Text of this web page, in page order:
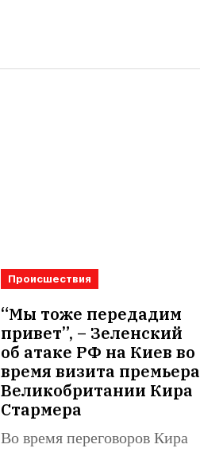
Происшествия
“Мы тоже передадим
привет”, – Зеленский
об атаке РФ на Киев во
время визита премьера
Великобритании Кира
Стармера
Во время переговоров Кира